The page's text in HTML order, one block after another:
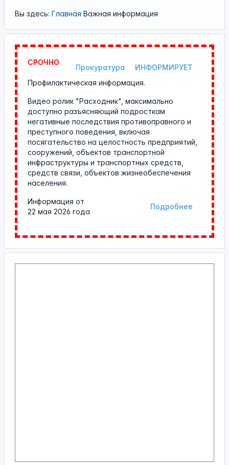
Вы здесь: Главная Важная информация
СРОЧНО
Прокуратура
ИНФОРМИРУЕТ
Профилактическая информация.
Видео ролик "Расходник", максимально
доступно разъясняющий подросткам
негативные последствия противоправного и
преступного поведения, включая
посягательство на целостность предприятий,
сооружений, объектов транспортной
инфраструктуры и транспортных средств,
средств связи, объектов жизнеобеспечения
населения.
Подробнее
Информация от
22 мая 2026 года